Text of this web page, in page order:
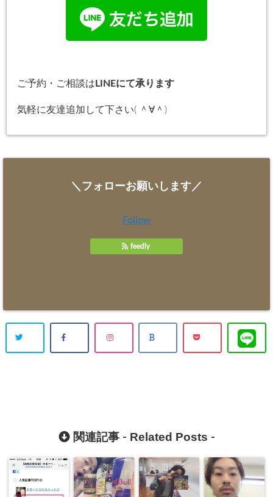
ご予約・ご相談は LINEにて承ります
気軽に友達追加して下さい( ＾∀＾)
＼フォローお願いします／
Follow
feedly
関連記事 - Related Posts -